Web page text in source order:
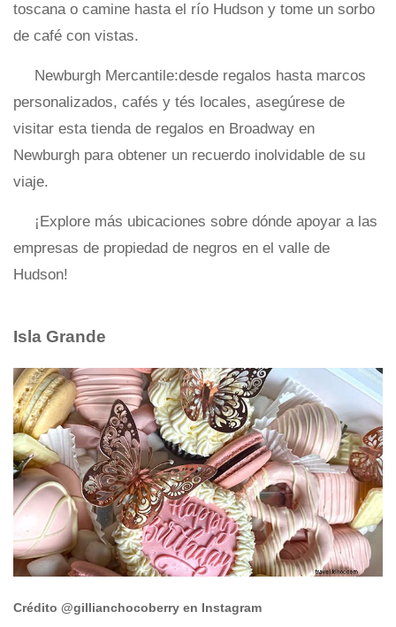
toscana o camine hasta el río Hudson y tome un sorbo
de café con vistas.
Newburgh Mercantile:desde regalos hasta marcos
personalizados, cafés y tés locales, asegúrese de
visitar esta tienda de regalos en Broadway en
Newburgh para obtener un recuerdo inolvidable de su
viaje.
¡Explore más ubicaciones sobre dónde apoyar a las
empresas de propiedad de negros en el valle de
Hudson!
Isla Grande
Crédito @gillianchocoberry en Instagram